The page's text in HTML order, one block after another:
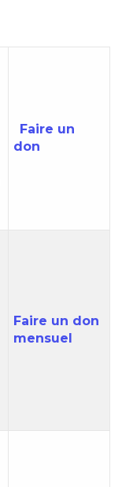
Faire un
don
Faire un don
mensuel